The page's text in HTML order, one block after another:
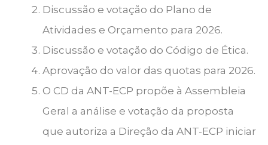
Discussão e votação do Plano de
Atividades e Orçamento para 2026.
Discussão e votação do Código de Ética.
Aprovação do valor das quotas para 2026.
O CD da ANT-ECP propõe à Assembleia
Geral a análise e votação da proposta
que autoriza a Direção da ANT-ECP iniciar